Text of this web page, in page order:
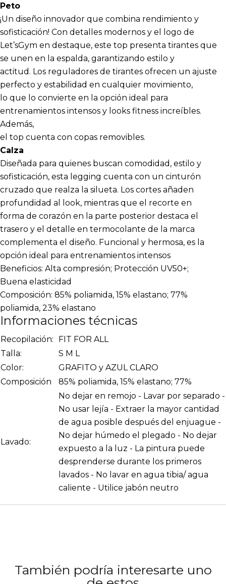
Peto
¡Un diseño innovador que combina rendimiento y
sofisticación! Con detalles modernos y el logo de
Let’sGym en destaque, este top presenta tirantes que
se unen en la espalda, garantizando estilo y
actitud. Los reguladores de tirantes ofrecen un ajuste
perfecto y estabilidad en cualquier movimiento,
lo que lo convierte en la opción ideal para
entrenamientos intensos y looks fitness increíbles.
Además,
el top cuenta con copas removibles.
Calza
Diseñada para quienes buscan comodidad, estilo y
sofisticación, esta legging cuenta con un cinturón
cruzado que realza la silueta. Los cortes añaden
profundidad al look, mientras que el recorte en
forma de corazón en la parte posterior destaca el
trasero y el detalle en termocolante de la marca
complementa el diseño. Funcional y hermosa, es la
opción ideal para entrenamientos intensos
Beneficios: Alta compresión; Protección UV50+;
Buena elasticidad
Composición: 85% poliamida, 15% elastano; 77%
poliamida, 23% elastano
Informaciones técnicas
Recopilación:
FIT FOR ALL
Talla:
S M L
Color:
GRAFITO y AZUL CLARO
Composición
85% poliamida, 15% elastano; 77%
Lavado:
No dejar en remojo - Lavar por separado -
No usar lejía - Extraer la mayor cantidad
de agua posible después del enjuague -
No dejar húmedo el plegado - No dejar
expuesto a la luz - La pintura puede
desprenderse durante los primeros
lavados - No lavar en agua tibia/ agua
caliente - Utilice jabón neutro
También podría interesarte uno